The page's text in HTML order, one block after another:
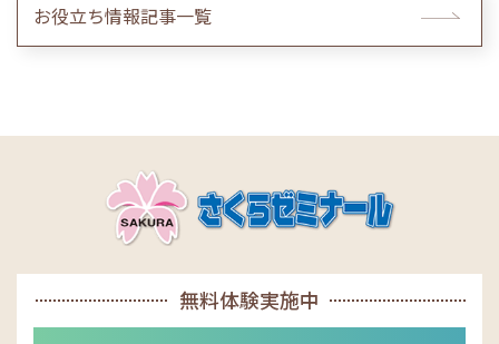
お役立ち情報記事一覧
無料体験実施中